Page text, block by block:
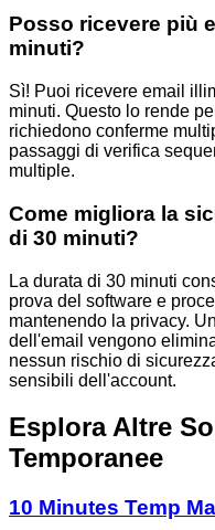
Posso ricevere più
minuti?
Sì! Puoi ricevere email
minuti. Questo lo rende
richiedono conferme
passaggi di verifica
multiple.
Come migliora la
di 30 minuti?
La durata di 30 minuti
prova del software e
mantenendo la privacy.
dell'email vengono
nessun rischio di
sensibili dell'account.
Esplora Altre
Temporanee
10 Minutes Temp